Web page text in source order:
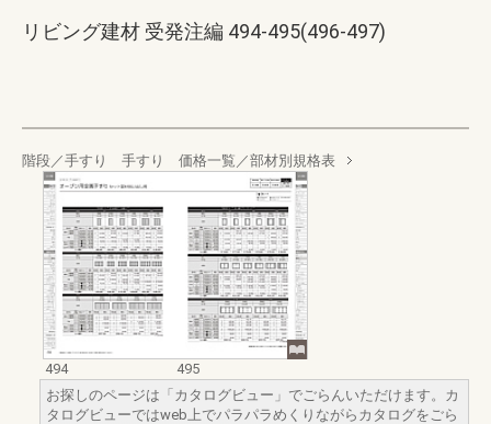
リビング建材 受発注編 494-495(496-497)
階段／手すり 手すり 価格一覧／部材別規格表
494
495
お探しのページは「カタログビュー」でごらんいただけます。カ
タログビューではweb上でパラパラめくりながらカタログをごら